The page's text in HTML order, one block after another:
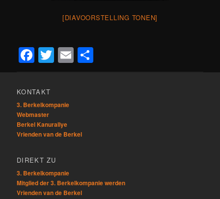
[DIAVOORSTELLING TONEN]
Facebook
Twitter
Email
KONTAKT
3. Berkelkompanie
Webmaster
Berkel Kanurallye
Vrienden van de Berkel
DIREKT ZU
3. Berkelkompanie
Mitglied der 3. Berkelkompanie werden
Vrienden van de Berkel